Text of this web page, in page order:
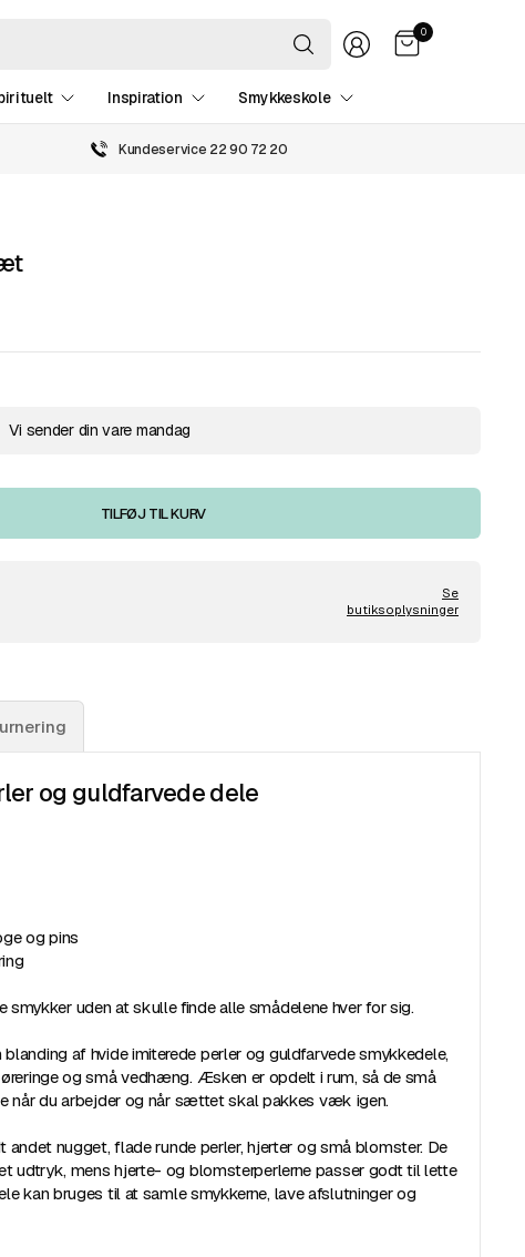
Søg
efter
som
0
Inspiration Smykkeskole
Kundeservice 22 90 72 20
Vi sender din vare mandag
TILFØJ TIL KURV
Se
butiksoplysninger
og guldfarvede dele
og pins
uden at skulle finde alle smådelene hver for sig.
af hvide imiterede perler og guldfarvede smykkedele,
og små vedhæng. Æsken er opdelt i rum, så de små
når du arbejder og når sættet skal pakkes væk igen.
andet nugget, flade runde perler, hjerter og små blomster. De
udtryk, mens hjerte- og blomsterperlerne passer godt til lette
kan bruges til at samle smykkerne, lave afslutninger og